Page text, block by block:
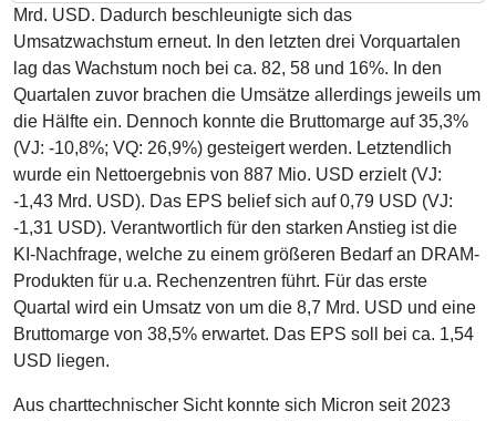
Mrd. USD. Dadurch beschleunigte sich das
Umsatzwachstum erneut. In den letzten drei Vorquartalen
lag das Wachstum noch bei ca. 82, 58 und 16%. In den
Quartalen zuvor brachen die Umsätze allerdings jeweils um
die Hälfte ein. Dennoch konnte die Bruttomarge auf 35,3%
(VJ: -10,8%; VQ: 26,9%) gesteigert werden. Letztendlich
wurde ein Nettoergebnis von 887 Mio. USD erzielt (VJ:
-1,43 Mrd. USD). Das EPS belief sich auf 0,79 USD (VJ:
-1,31 USD). Verantwortlich für den starken Anstieg ist die
KI-Nachfrage, welche zu einem größeren Bedarf an DRAM-
Produkten für u.a. Rechenzentren führt. Für das erste
Quartal wird ein Umsatz von um die 8,7 Mrd. USD und eine
Bruttomarge von 38,5% erwartet. Das EPS soll bei ca. 1,54
USD liegen.
Aus charttechnischer Sicht konnte sich Micron seit 2023